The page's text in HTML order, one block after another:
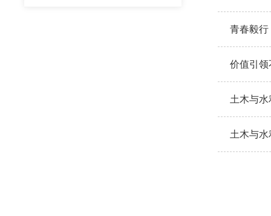
青春毅行
价值引
土木与
土木与水